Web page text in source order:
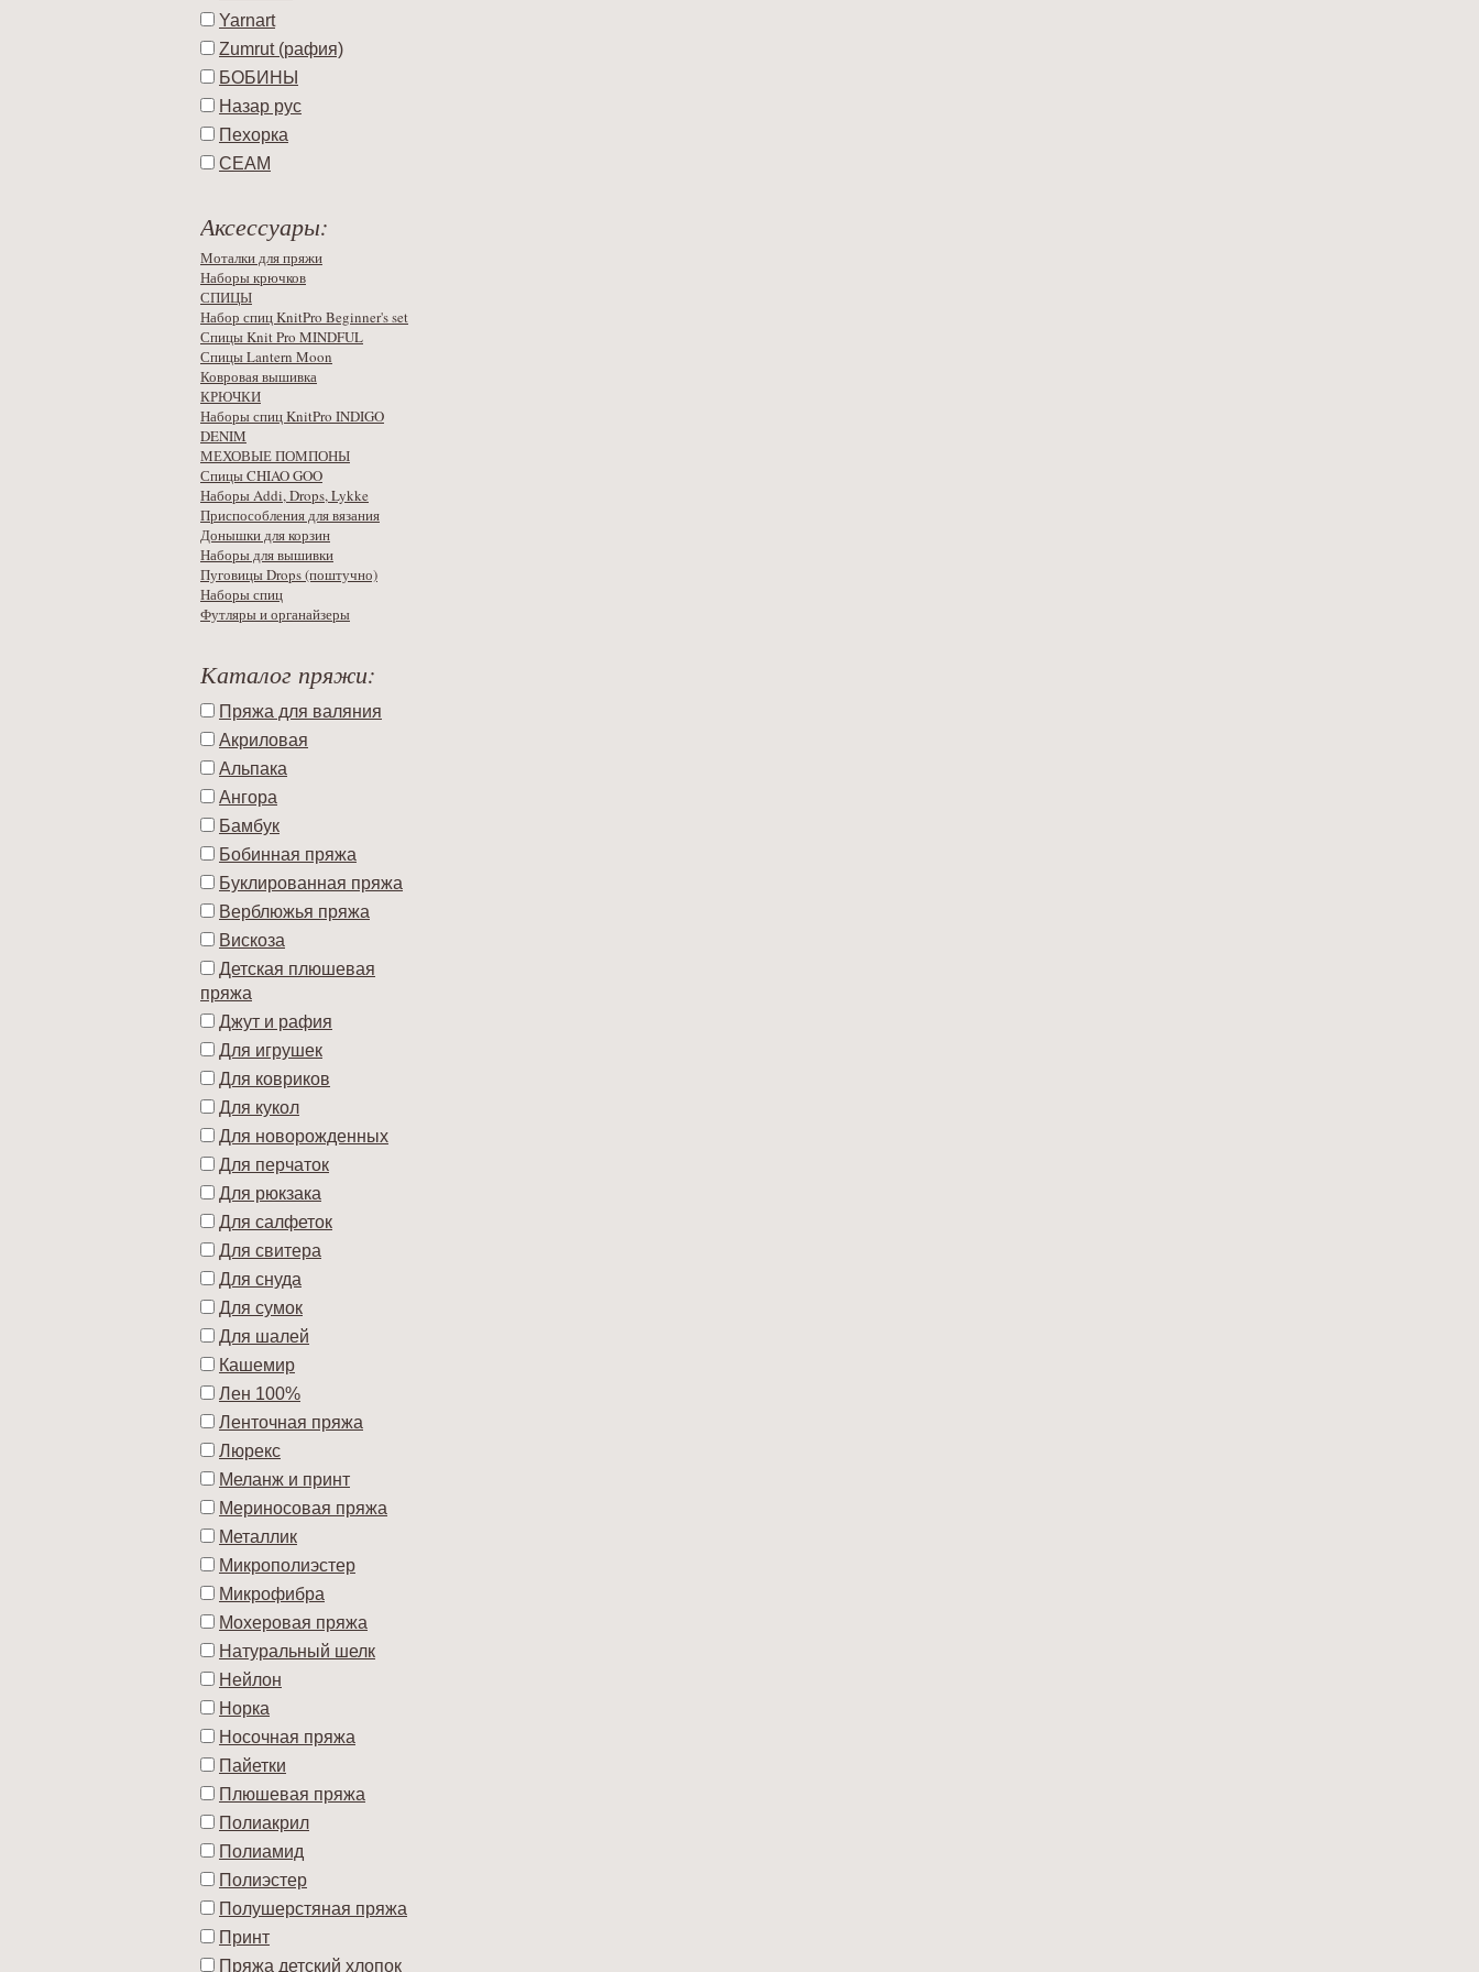
Yarnart
Zumrut (рафия)
БОБИНЫ
Назар рус
Пехорка
СЕАМ
Аксессуары:
Моталки для пряжи
Наборы крючков
СПИЦЫ
Набор спиц KnitPro Beginner's set
Спицы Knit Pro MINDFUL
Спицы Lantern Moon
Ковровая вышивка
КРЮЧКИ
Наборы спиц KnitPro INDIGO
DENIM
МЕХОВЫЕ ПОМПОНЫ
Спицы CHIAO GOO
Наборы Addi, Drops, Lykke
Приспособления для вязания
Донышки для корзин
Наборы для вышивки
Пуговицы Drops (поштучно)
Наборы спиц
Футляры и органайзеры
Каталог пряжи:
Пряжа для валяния
Акриловая
Альпака
Ангора
Бамбук
Бобинная пряжа
Буклированная пряжа
Верблюжья пряжа
Вискоза
Детская плюшевая
пряжа
Джут и рафия
Для игрушек
Для ковриков
Для кукол
Для новорожденных
Для перчаток
Для рюкзака
Для салфеток
Для свитера
Для снуда
Для сумок
Для шалей
Кашемир
Лен 100%
Ленточная пряжа
Люрекс
Меланж и принт
Мериносовая пряжа
Металлик
Микрополиэстер
Микрофибра
Мохеровая пряжа
Натуральный шелк
Нейлон
Норка
Носочная пряжа
Пайетки
Плюшевая пряжа
Полиакрил
Полиамид
Полиэстер
Полушерстяная пряжа
Принт
Пряжа детский хлопок